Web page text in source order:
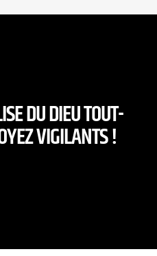
DU DIEU TOUT-
VIGILANTS !